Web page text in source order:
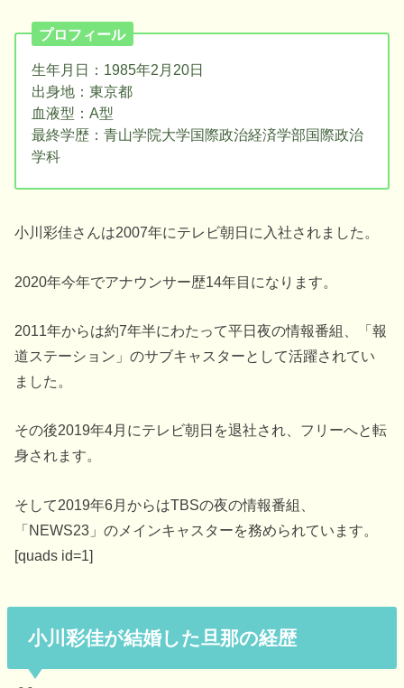
プロフィール
生年月日：1985年2月20日
出身地：東京都
血液型：A型
最終学歴：青山学院大学国際政治経済学部国際政治
学科
小川彩佳さんは2007年にテレビ朝日に入社されました。
2020年今年でアナウンサー歴14年目になります。
2011年からは約7年半にわたって平日夜の情報番組、「報
道ステーション」のサブキャスターとして活躍されてい
ました。
その後2019年4月にテレビ朝日を退社され、フリーへと転
身されます。
そして2019年6月からはTBSの夜の情報番組、
「NEWS23」のメインキャスターを務められています。
[quads id=1]
小川彩佳が結婚した旦那の経歴